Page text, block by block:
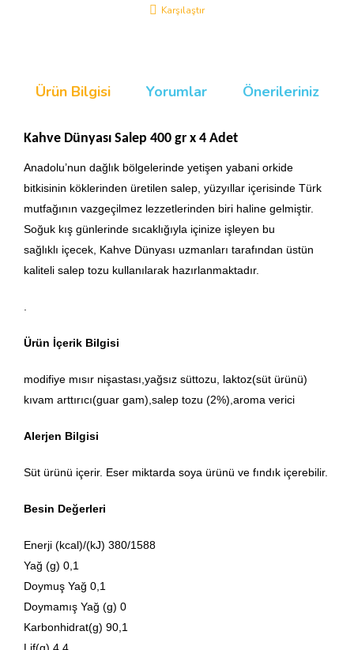
Karşılaştır
Ürün Bilgisi Yorumlar Önerileriniz
Kahve Dünyası Salep 400 gr x 4 Adet
Anadolu’nun dağlık bölgelerinde yetişen yabani orkide
bitkisinin köklerinden üretilen salep, yüzyıllar içerisinde Türk
mutfağının vazgeçilmez lezzetlerinden biri haline gelmiştir.
Soğuk kış günlerinde sıcaklığıyla içinize işleyen bu
sağlıklı içecek, Kahve Dünyası uzmanları tarafından üstün
kaliteli salep tozu kullanılarak hazırlanmaktadır.
Ürün İçerik Bilgisi
modifiye mısır nişastası,yağsız süttozu, laktoz(süt ürünü)
kıvam arttırıcı(guar gam),salep tozu (2%),aroma verici
Alerjen Bilgisi
Süt ürünü içerir. Eser miktarda soya ürünü ve fındık içerebilir.
Besin Değerleri
Enerji (kcal)/(kJ) 380/1588
Yağ (g) 0,1
Doymuş Yağ 0,1
Doymamış Yağ (g) 0
Karbonhidrat(g) 90,1